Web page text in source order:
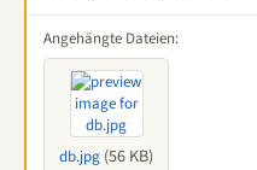
Angehängte Dateien:
db.jpg (56 KB)